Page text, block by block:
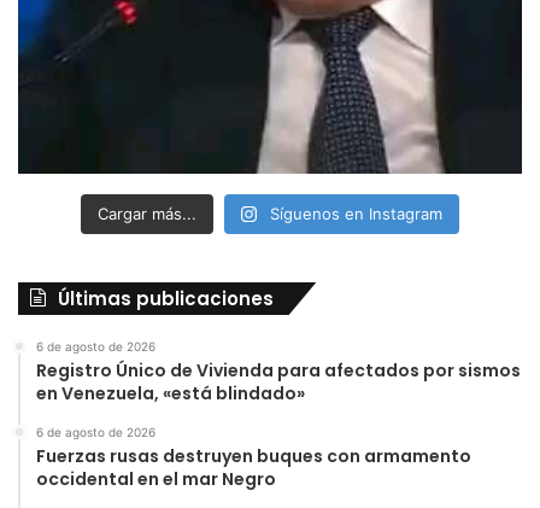
Cargar más... Síguenos en Instagram
Últimas publicaciones
6 de agosto de 2026
Registro Único de Vivienda para afectados por sismos
en Venezuela, «está blindado»
6 de agosto de 2026
Fuerzas rusas destruyen buques con armamento
occidental en el mar Negro